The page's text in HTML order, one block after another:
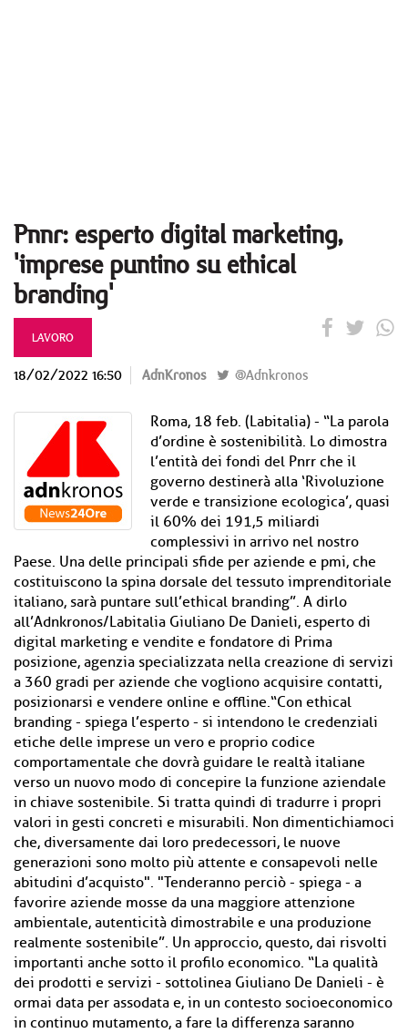
Pnnr: esperto digital marketing,
'imprese puntino su ethical
branding'
LAVORO
18/02/2022 16:50 AdnKronos @Adnkronos
Roma, 18 feb. (Labitalia) - “La parola
d’ordine è sostenibilità. Lo dimostra
l’entità dei fondi del Pnrr che il
governo destinerà alla ‘Rivoluzione
verde e transizione ecologica’, quasi
il 60% dei 191,5 miliardi
complessivi in arrivo nel nostro
Paese. Una delle principali sfide per aziende e pmi, che
costituiscono la spina dorsale del tessuto imprenditoriale
italiano, sarà puntare sull’ethical branding”. A dirlo
all’Adnkronos/Labitalia Giuliano De Danieli, esperto di
digital marketing e vendite e fondatore di Prima
posizione, agenzia specializzata nella creazione di servizi
a 360 gradi per aziende che vogliono acquisire contatti,
posizionarsi e vendere online e offline.“Con ethical
branding - spiega l’esperto - si intendono le credenziali
etiche delle imprese un vero e proprio codice
comportamentale che dovrà guidare le realtà italiane
verso un nuovo modo di concepire la funzione aziendale
in chiave sostenibile. Si tratta quindi di tradurre i propri
valori in gesti concreti e misurabili. Non dimentichiamoci
che, diversamente dai loro predecessori, le nuove
generazioni sono molto più attente e consapevoli nelle
abitudini d’acquisto". "Tenderanno perciò - spiega - a
favorire aziende mosse da una maggiore attenzione
ambientale, autenticità dimostrabile e una produzione
realmente sostenibile”. Un approccio, questo, dai risvolti
importanti anche sotto il profilo economico. “La qualità
dei prodotti e servizi - sottolinea Giuliano De Danieli - è
ormai data per assodata e, in un contesto socioeconomico
in continuo mutamento, a fare la differenza saranno